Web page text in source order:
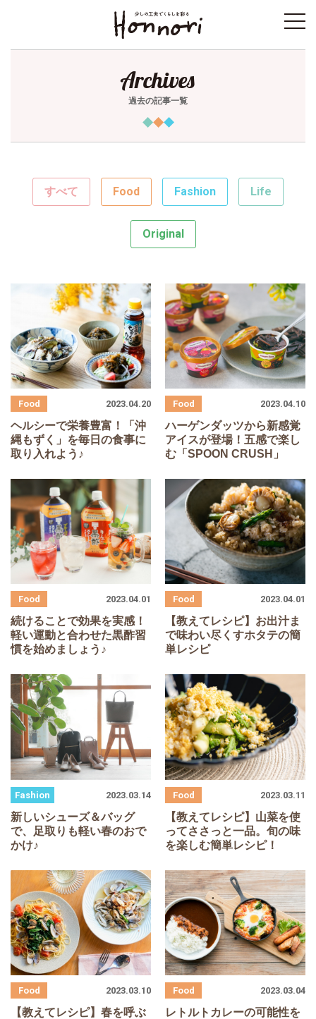
Archives
過去の記事一覧
すべて Food Fashion Life
Original
ヘルシーで栄養豊富！「沖
縄もずく」を毎日の食事に
取り入れよう♪
2023.04.20
ハーゲンダッツから新感覚
アイスが登場！五感で楽し
む「SPOON CRUSH」
2023.04.10
続けることで効果を実感！
軽い運動と合わせた黒酢習
慣を始めましょう♪
2023.04.01
【教えてレシピ】お出汁ま
で味わい尽くすホタテの簡
単レシピ
2023.04.01
新しいシューズ＆バッグ
で、足取りも軽い春のおで
かけ♪
2023.03.14
【教えてレシピ】山菜を使
ってささっと一品。旬の味
を楽しむ簡単レシピ！
2023.03.11
【教えてレシピ】春を呼ぶ
2023.03.10
レトルトカレーの可能性を
2023.03.04